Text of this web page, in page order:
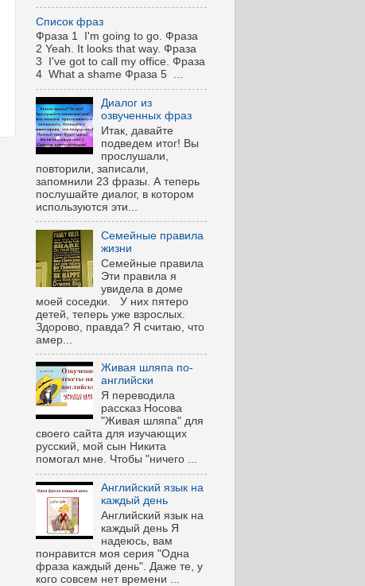
Список фраз
Фраза 1 I'm going to go. Фраза
2 Yeah. It looks that way. Фраза
3 I've got to call my office. Фраза
4 What a shame Фраза 5 ...
Диалог из
озвученных фраз
Итак, давайте
подведем итог! Вы
прослушали,
повторили, записали,
запомнили 23 фразы. А теперь
послушайте диалог, в котором
используются эти...
Семейные правила
жизни
Семейные правила
Эти правила я
увидела в доме
моей соседки. У них пятеро
детей, теперь уже взрослых.
Здорово, правда? Я считаю, что
амер...
Живая шляпа по-
английски
Я переводила
рассказ Носова
"Живая шляпа" для
своего сайта для изучающих
русский, мой сын Никита
помогал мне. Чтобы "ничего ...
Английский язык на
каждый день
Английский язык на
каждый день Я
надеюсь, вам
понравится моя серия "Одна
фраза каждый день". Даже те, у
кого совсем нет времени ...